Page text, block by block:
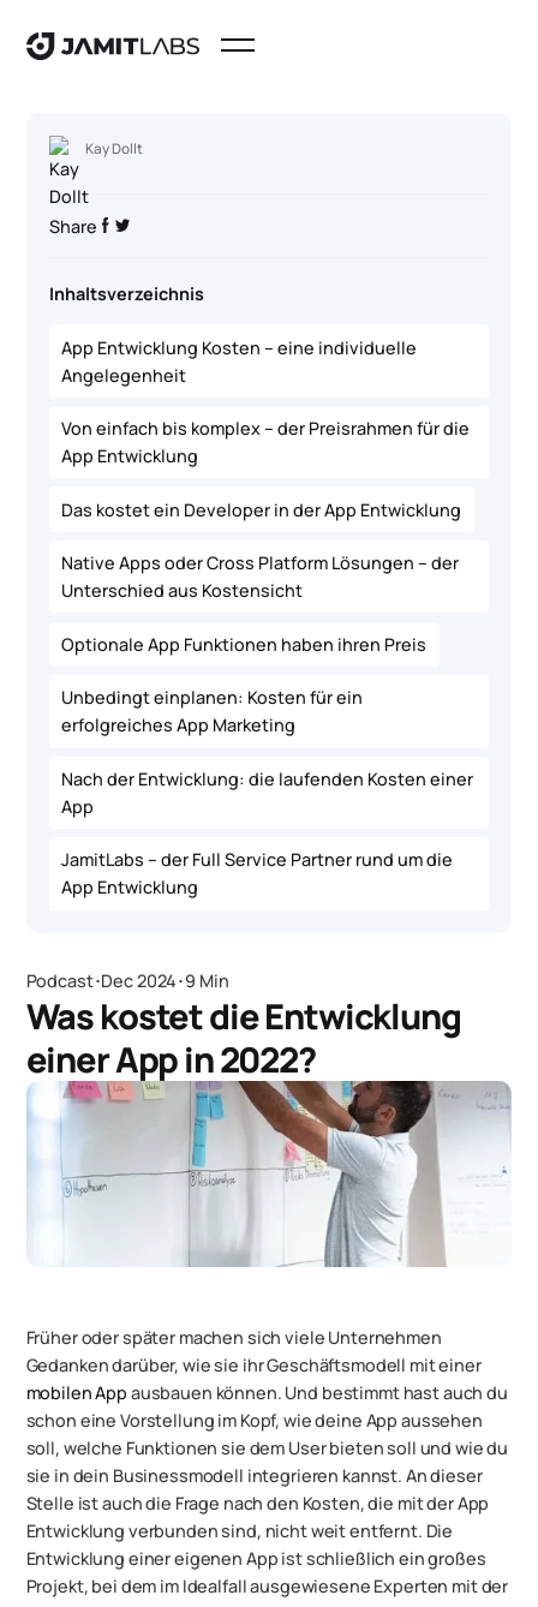
Podcast･Dec 2024･9 Min
Was kostet die Entwicklung
einer App in 2022?
Früher oder später machen sich viele Unternehmen
Gedanken darüber, wie sie ihr Geschäftsmodell mit einer
mobilen App ausbauen können. Und bestimmt hast auch du
schon eine Vorstellung im Kopf, wie deine App aussehen
soll, welche Funktionen sie dem User bieten soll und wie du
sie in dein Businessmodell integrieren kannst. An dieser
Stelle ist auch die Frage nach den Kosten, die mit der App
Entwicklung verbunden sind, nicht weit entfernt. Die
Entwicklung einer eigenen App ist schließlich ein großes
Projekt, bei dem im Idealfall ausgewiesene Experten mit der
Kay Dollt
Share
Inhaltsverzeichnis
App Entwicklung Kosten – eine individuelle
Angelegenheit
Von einfach bis komplex – der Preisrahmen für die
App Entwicklung
Das kostet ein Developer in der App Entwicklung
Native Apps oder Cross Platform Lösungen – der
Unterschied aus Kostensicht
Optionale App Funktionen haben ihren Preis
Unbedingt einplanen: Kosten für ein
erfolgreiches App Marketing
Nach der Entwicklung: die laufenden Kosten einer
App
JamitLabs – der Full Service Partner rund um die
App Entwicklung